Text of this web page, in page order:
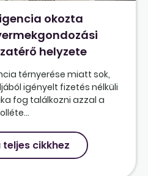
okozta
helyzete
térnyerése miatt sok,
igényelt fizetés nélküli
fog találkozni azzal a
cikkhez